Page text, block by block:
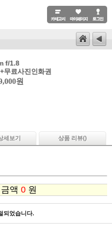
f/1.8
무료사진인화권
원
세보기 상품 리뷰()
액 0 원
되었습니다.